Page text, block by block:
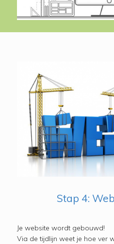
Stap 4:
Je website wordt gebouwd!
Via de tijdlijn weet je hoe ver